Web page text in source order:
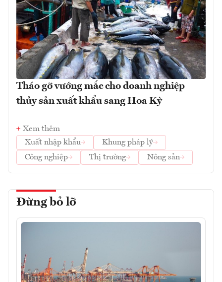
Tháo gỡ vướng mắc cho doanh nghiệp
thủy sản xuất khẩu sang Hoa Kỳ
Xem thêm
Xuất nhập khẩu
Khung pháp lý
Công nghiệp
Thị trường Nông sản
Đừng bỏ lỡ